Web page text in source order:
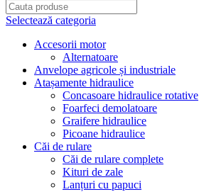
Selectează categoria
Accesorii motor
Alternatoare
Anvelope agricole și industriale
Atașamente hidraulice
Concasoare hidraulice rotative
Foarfeci demolatoare
Graifere hidraulice
Picoane hidraulice
Căi de rulare
Căi de rulare complete
Kituri de zale
Lanțuri cu papuci